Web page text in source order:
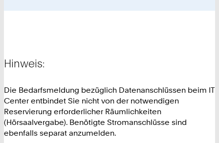
Hinweis:
Die Bedarfsmeldung bezüglich Datenanschlüssen beim IT
Center entbindet Sie nicht von der notwendigen
Reservierung erforderlicher Räumlichkeiten
(Hörsaalvergabe). Benötigte Stromanschlüsse sind
ebenfalls separat anzumelden.